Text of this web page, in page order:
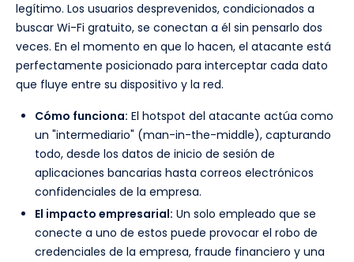
legítimo. Los usuarios desprevenidos, condicionados a
buscar Wi-Fi gratuito, se conectan a él sin pensarlo dos
veces. En el momento en que lo hacen, el atacante está
perfectamente posicionado para interceptar cada dato
que fluye entre su dispositivo y la red.
Cómo funciona: El hotspot del atacante actúa como
un "intermediario" (man-in-the-middle), capturando
todo, desde los datos de inicio de sesión de
aplicaciones bancarias hasta correos electrónicos
confidenciales de la empresa.
El impacto empresarial: Un solo empleado que se
conecte a uno de estos puede provocar el robo de
credenciales de la empresa, fraude financiero y una